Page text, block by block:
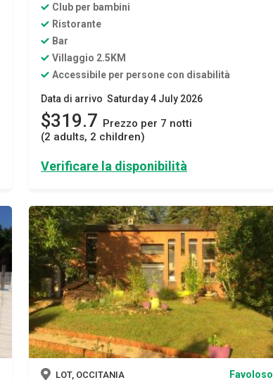
Club per bambini
Ristorante
Bar
Villaggio 2.5KM
Accessibile per persone con disabilità
Data di arrivo Saturday 4 July 2026
$319.7 Prezzo per 7 notti
(2 adults, 2 children)
Verificare la disponibilità
LOT, OCCITANIA
Favoloso